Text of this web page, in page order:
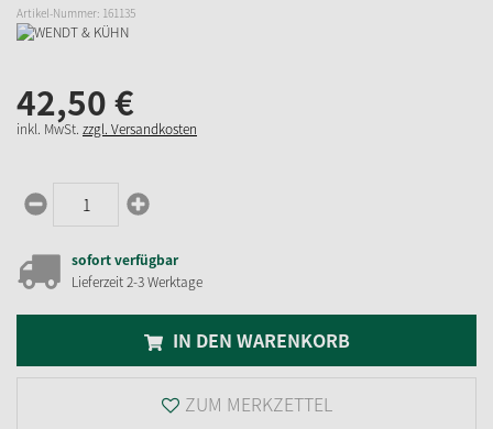
Artikel-Nummer: 161135
42,50€
inkl. MwSt. zzgl. Versandkosten
sofort verfügbar
Lieferzeit 2-3 Werktage
IN DEN WARENKORB
ZUM MERKZETTEL